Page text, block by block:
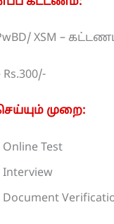
PwBD/ XSM –
முறை:
Online Test
Interview
Document